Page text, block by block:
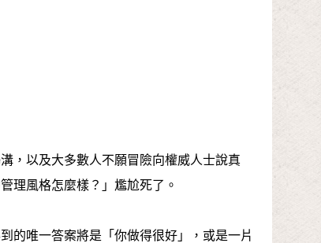
，以及大多數人不願冒險向權威人士說真
理風格怎麼樣？」尷尬死了。
的唯一答案將是「你做得很好」，或是一片